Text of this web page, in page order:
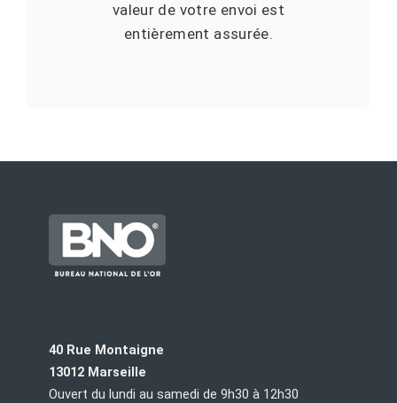
valeur de votre envoi est
entièrement assurée.
40 Rue Montaigne
13012 Marseille
Ouvert du lundi au samedi de 9h30 à 12h30